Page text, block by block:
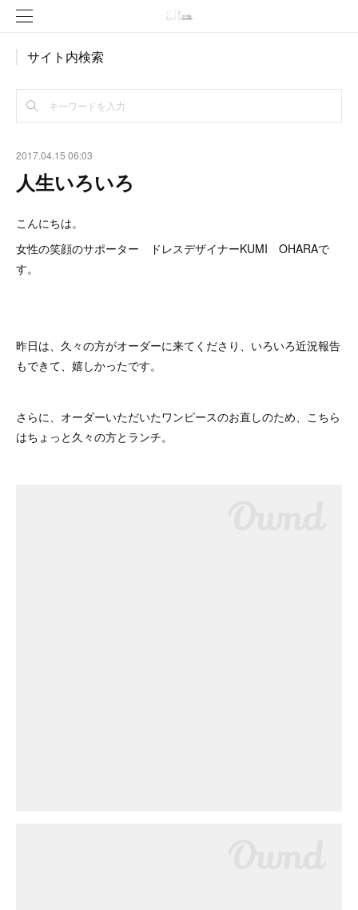
サイト内検索
2017.04.15 06:03
人生いろいろ
こんにちは。
女性の笑顔のサポーター ドレスデザイナーKUMI OHARAで
す。
昨日は、久々の方がオーダーに来てくださり、いろいろ近況報告
もできて、嬉しかったです。
さらに、オーダーいただいたワンピースのお直しのため、こちら
はちょっと久々の方とランチ。